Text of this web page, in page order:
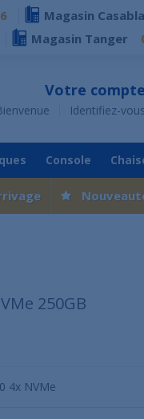
Magasin
Magasin Tanger
Votre compte
Identifiez-vous
Console
250GB
4x NVMe